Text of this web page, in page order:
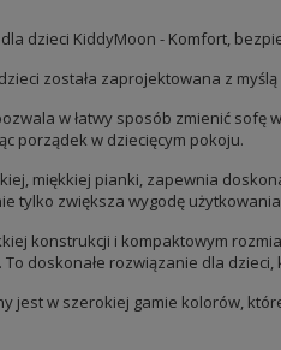
dzieci KiddyMoon - Komfort,
została zaprojektowana z
w łatwy sposób zmienić
porządek w dziecięcym pokoju.
miękkiej pianki, zapewnia
tylko zwiększa wygodę
konstrukcji i kompaktowym
To doskonałe rozwiązanie dla
jest w szerokiej gamie kolorów,